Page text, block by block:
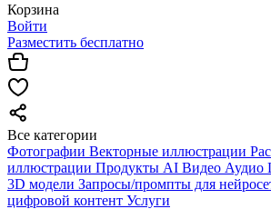
Корзина
Войти
Разместить бесплатно
Все категории
Фотографии Векторные иллюстрации
иллюстрации Продукты AI Видео Аудио
3D модели Запросы/промпты для
цифровой контент Услуги